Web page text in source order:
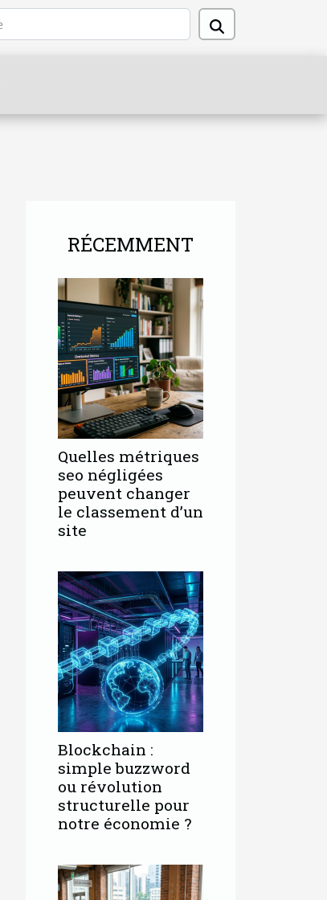
RÉCEMMENT
Quelles métriques
seo négligées
peuvent changer
le classement d’un
site
Blockchain :
simple buzzword
ou révolution
structurelle pour
notre économie ?